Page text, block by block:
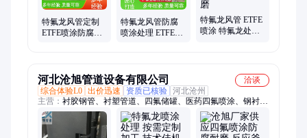
特氟龙风管定制
ETFE喷涂防腐处
特氟龙风管防腐
喷涂处理 ETFE加
特氟龙风管 ETFE
喷涂 特氟龙处理
河北沧旭管道设备有限公司
洽谈
综合体验L0 出价迅速 资质已核验 河北沧州
主营： 衬胶钢管、衬塑管道、四氟储罐、医药四氟喷涂、钢衬胶
储罐、衬四氟管道、内衬橡胶钢管、镀锌衬塑钢管、高压衬四氟
钢管